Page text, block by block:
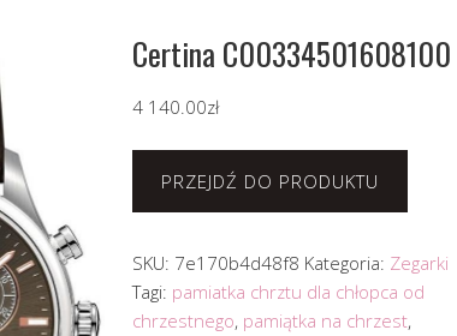
Certina C00334501608100
4 140.00zł
PRZEJDŹ DO PRODUKTU
SKU: 7e170b4d48f8 Kategoria: Zegarki
Tagi: pamiatka chrztu dla chłopca od
chrzestnego, pamiątka na chrzest,